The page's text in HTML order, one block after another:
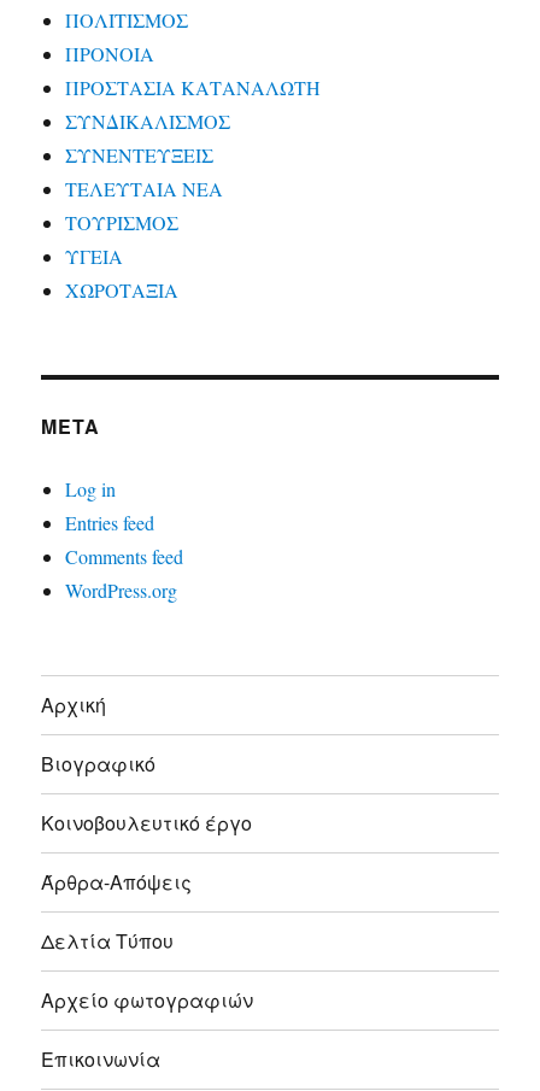
ΠΟΛΙΤΙΣΜΟΣ
ΠΡΟΝΟΙΑ
ΠΡΟΣΤΑΣΙΑ ΚΑΤΑΝΑΛΩΤΗ
ΣΥΝΔΙΚΑΛΙΣΜΟΣ
ΣΥΝΕΝΤΕΥΞΕΙΣ
ΤΕΛΕΥΤΑΙΑ ΝΕΑ
ΤΟΥΡΙΣΜΟΣ
ΥΓΕΙΑ
ΧΩΡΟΤΑΞΙΑ
META
Log in
Entries feed
Comments feed
WordPress.org
Αρχική
Βιογραφικό
Κοινοβουλευτικό έργο
Άρθρα-Απόψεις
Δελτία Τύπου
Αρχείο φωτογραφιών
Επικοινωνία